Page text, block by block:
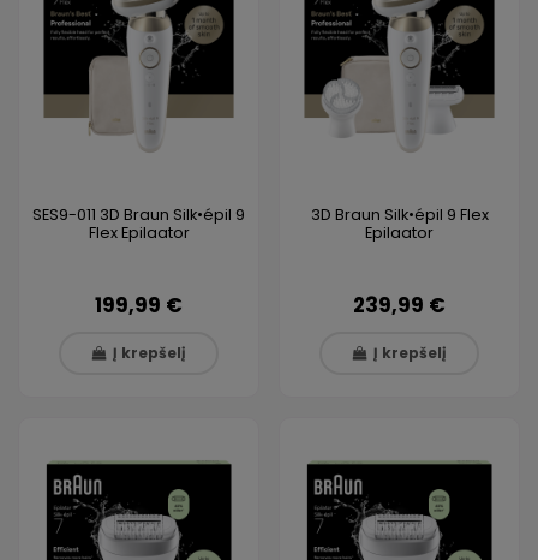
SES9-011 3D Braun Silk•épil 9
Flex Epilaator
199,99 €
Į krepšelį
3D Braun Silk•épil 9 Flex
Epilaator
239,99 €
Į krepšelį